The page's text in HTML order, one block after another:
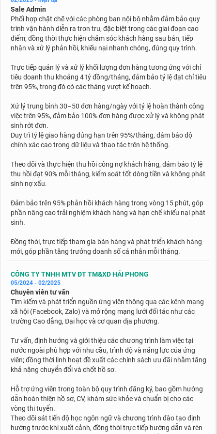
Sale Admin
Phối hợp chặt chẽ với các phòng ban nội bộ nhằm đảm bảo quy
trình vận hành diễn ra trơn tru, đặc biệt trong các giai đoạn cao
điểm; đồng thời thực hiện chăm sóc khách hàng sau bán, tiếp
nhận và xử lý phản hồi, khiếu nại nhanh chóng, đúng quy trình.
Trực tiếp quản lý và xử lý khối lượng đơn hàng tương ứng với chỉ
tiêu doanh thu khoảng 4 tỷ đồng/tháng, đảm bảo tỷ lệ đạt chỉ tiêu
trên 95%, trong đó có các tháng vượt kế hoạch.
Xử lý trung bình 30–50 đơn hàng/ngày với tỷ lệ hoàn thành công
việc trên 95%, đảm bảo 100% đơn hàng được xử lý và không phát
sinh rớt đơn.
Duy trì tỷ lệ giao hàng đúng hạn trên 95%/tháng, đảm bảo độ
chính xác cao trong dữ liệu và thao tác trên hệ thống.
Theo dõi và thực hiện thu hồi công nợ khách hàng, đảm bảo tỷ lệ
thu hồi đạt 90% mỗi tháng, kiểm soát tốt dòng tiền và không phát
sinh nợ xấu.
Đảm bảo trên 95% phản hồi khách hàng trong vòng 15 phút, góp
phần nâng cao trải nghiệm khách hàng và hạn chế khiếu nại phát
sinh.
Đồng thời, trực tiếp tham gia bán hàng và phát triển khách hàng
mới, góp phần tăng trưởng doanh số cá nhân mỗi tháng.
CÔNG TY TNHH MTV ĐT TM&XD HẢI PHONG
05/2024 - 02/2025
Chuyên viên tư vấn
Tìm kiếm và phát triển nguồn ứng viên thông qua các kênh mạng
xã hội (Facebook, Zalo) và mở rộng mạng lưới đối tác như các
trường Cao đẳng, Đại học và cơ quan địa phương.
Tư vấn, định hướng và giới thiệu các chương trình làm việc tại
nước ngoài phù hợp với nhu cầu, trình độ và năng lực của ứng
viên; đồng thời linh hoạt đề xuất các chính sách ưu đãi nhằm tăng
khả năng chuyển đổi và chốt hồ sơ.
Hỗ trợ ứng viên trong toàn bộ quy trình đăng ký, bao gồm hướng
dẫn hoàn thiện hồ sơ, CV, khám sức khỏe và chuẩn bị cho các
vòng thi tuyển.
Theo dõi sát tiến độ học ngôn ngữ và chương trình đào tạo định
hướng trước khi xuất cảnh, đồng thời trực tiếp hướng dẫn và rèn